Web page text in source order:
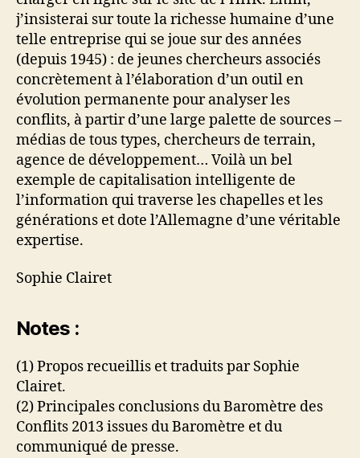
j’insisterai sur toute la richesse humaine d’une
telle entreprise qui se joue sur des années
(depuis 1945) : de jeunes chercheurs associés
concrètement à l’élaboration d’un outil en
évolution permanente pour analyser les
conflits, à partir d’une large palette de sources –
médias de tous types, chercheurs de terrain,
agence de développement… Voilà un bel
exemple de capitalisation intelligente de
l’information qui traverse les chapelles et les
générations et dote l’Allemagne d’une véritable
expertise.
Sophie Clairet
Notes :
(1) Propos recueillis et traduits par Sophie
Clairet.
(2) Principales conclusions du Baromètre des
Conflits 2013 issues du Baromètre et du
communiqué de presse.